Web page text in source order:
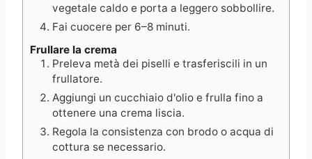
vegetale caldo e porta a leggero sobbollire.
Fai cuocere per 6–8 minuti.
Frullare la crema
Preleva metà dei piselli e trasferiscili in un
frullatore.
Aggiungi un cucchiaio d'olio e frulla fino a
ottenere una crema liscia.
Regola la consistenza con brodo o acqua di
cottura se necessario.